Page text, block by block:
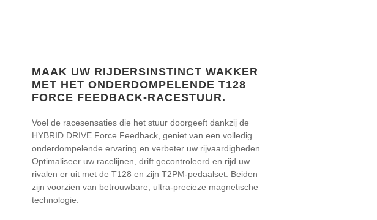
MAAK UW RIJDERSINSTINCT WAKKER
MET HET ONDERDOMPELENDE T128
FORCE FEEDBACK-RACESTUUR.
Voel de racesensaties die het stuur doorgeeft dankzij de
HYBRID DRIVE Force Feedback, geniet van een volledig
onderdompelende ervaring en verbeter uw rijvaardigheden.
Optimaliseer uw racelijnen, drift gecontroleerd en rijd uw
rivalen er uit met de T128 en zijn T2PM-pedaalset. Beiden
zijn voorzien van betrouwbare, ultra-precieze magnetische
technologie.